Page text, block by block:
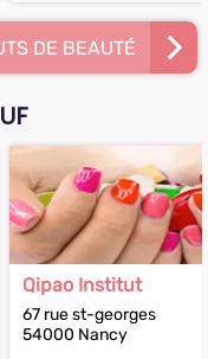
DE BEAUTÉ
Qipao Institut
67 rue st-georges
54000 Nancy